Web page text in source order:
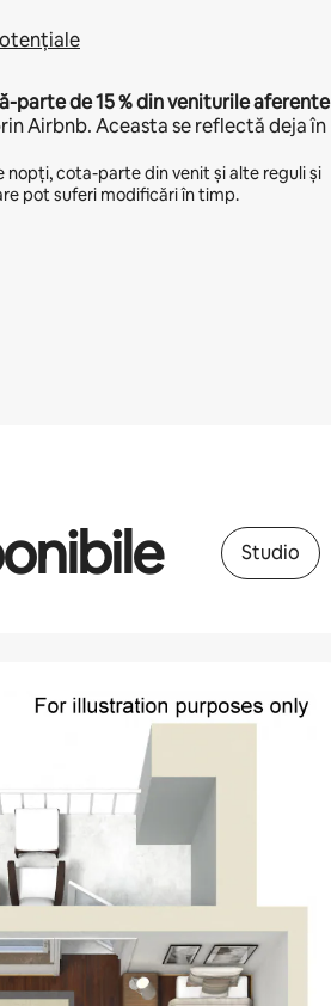
parte de15 %din veniturile aferente
Airbnb. Aceasta se reflectă deja în
nopți, cota-parte din venit și alte reguli și
pot suferi modificări în timp.
Studio